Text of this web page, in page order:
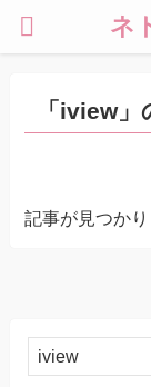
ネ
「iview
記事が見つかり